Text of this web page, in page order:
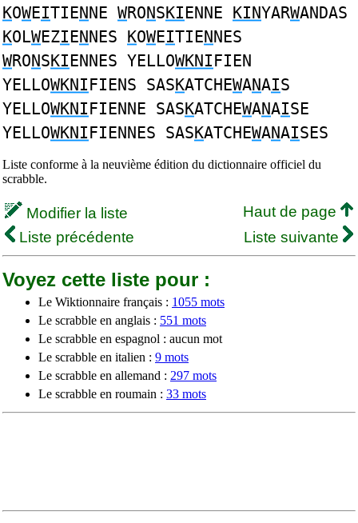
KOWEITIENNE WRONSKIENNE KINYARWANDAS
KOLWEZIENNES KOWEITIENNES
WRONSKIENNES YELLOWKNIFIEN
YELLOWKNIFIENS SASKATCHEWANAIS
YELLOWKNIFIENNE SASKATCHEWANAISE
YELLOWKNIFIENNES SASKATCHEWANAISES
Liste conforme à la neuvième édition du dictionnaire officiel du
scrabble.
Modifier la liste
Haut de page
Liste précédente
Liste suivante
Voyez cette liste pour :
Le Wiktionnaire français : 1055 mots
Le scrabble en anglais : 551 mots
Le scrabble en espagnol : aucun mot
Le scrabble en italien : 9 mots
Le scrabble en allemand : 297 mots
Le scrabble en roumain : 33 mots